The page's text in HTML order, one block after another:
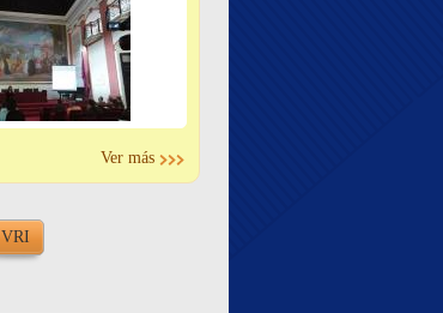
Ver más
VRI